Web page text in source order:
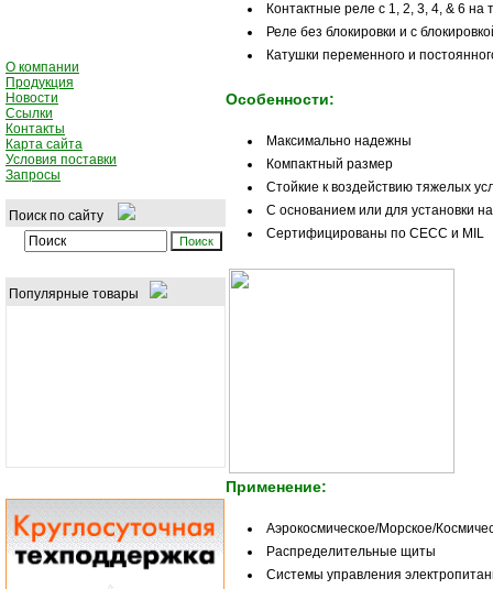
О компании
Продукция
Новости
Ссылки
Контакты
Карта сайта
Условия поставки
Запросы
Поиск по сайту
Популярные товары
Контактные реле с 1, 2, 3, 4, & 6
Реле без блокировки и с
Катушки переменного и
Особенности:
Максимально надежны
Компактный размер
Стойкие к воздействию тяжелых
С основанием или для установки
Сертифицированы по СECC и MIL
Применение:
Аэрокосмическое/Морское/
Распределительные щиты
Системы управления